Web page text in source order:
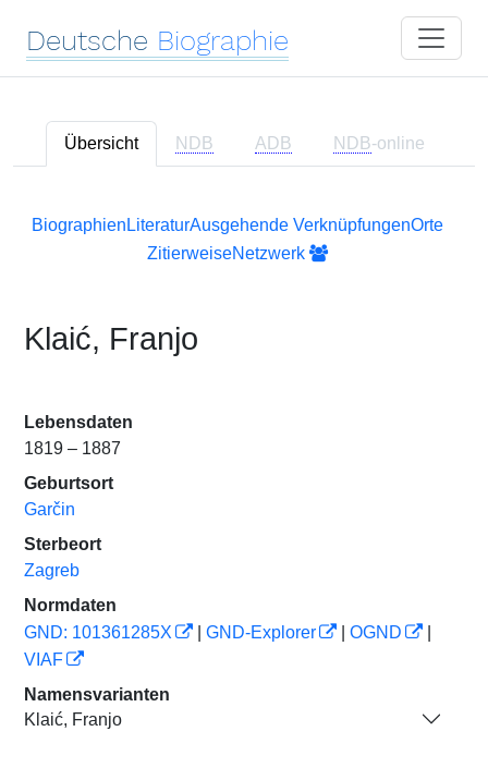
Deutsche Biographie
Übersicht NDB ADB NDB-online
Biographien LiteraturAusgehende VerknüpfungenOrte
ZitierweiseNetzwerk
Klaić, Franjo
Lebensdaten
1819 – 1887
Geburtsort
Garčin
Sterbeort
Zagreb
Normdaten
GND: 101361285X
GND-Explorer OGND
VIAF
Namensvarianten
Klaić, Franjo